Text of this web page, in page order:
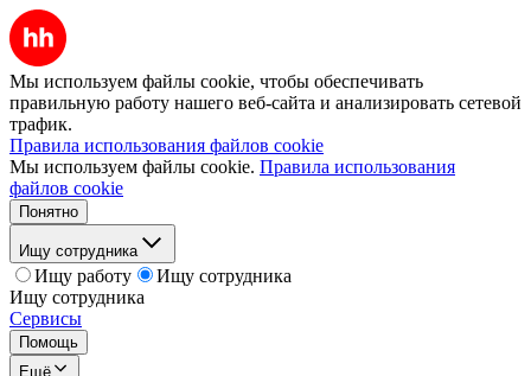
Мы используем файлы cookie, чтобы обеспечивать
правильную работу нашего веб-сайта и анализировать сетевой
трафик.
Правила использования файлов cookie
Мы используем файлы cookie. Правила использования
файлов cookie
Понятно
Ищу сотрудника
Ищу работу
Ищу сотрудника
Ищу сотрудника
Сервисы
Помощь
Ещё